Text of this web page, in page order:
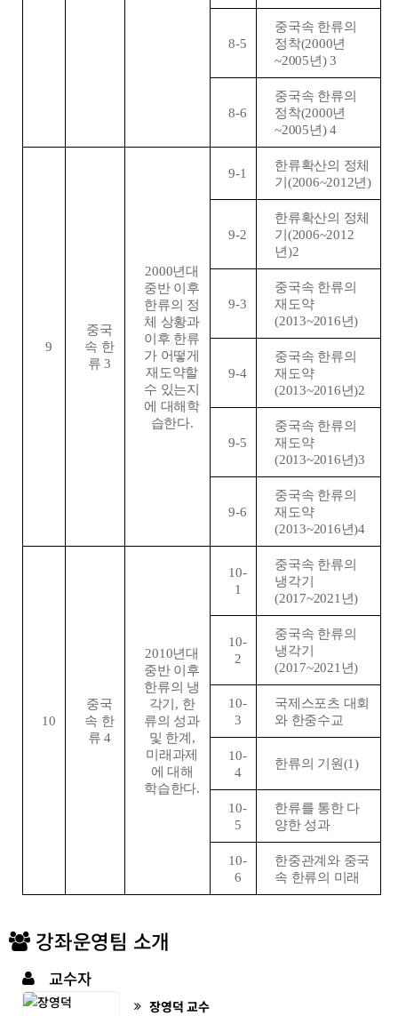
8-5
중국속 한류의
정착(2000년
~2005년) 3
8-6
중국속 한류의
정착(2000년
~2005년) 4
9
중국
속 한
류 3
2000년대
중반 이후
한류의 정
체 상황과
이후 한류
가 어떻게
재도약할
수 있는지
에 대해학
습한다.
9-1
한류확산의 정체
기 (2006~2012년)
9-2
한류확산의 정체
기 (2006~2012
년)2
9-3
중국속 한류의
재도약
(2013~2016년)
9-4
중국속 한류의
재도약
(2013~2016년)2
9-5
중국속 한류의
재도약
(2013~2016년)3
9-6
중국속 한류의
재도약
(2013~2016년)4
10
중국
속 한
류 4
2010년대
중반 이후
한류의 냉
각기 , 한
류의 성과
및 한계 ,
미래과제
에 대해
학습한다.
10-
1
중국속 한류의
냉각기
(2017~2021년)
10-
2
중국속 한류의
냉각기
(2017~2021년)
10-
3
국제스포츠 대회
와 한중수교
10-
4
한류의 기원(1)
10-
5
한류를 통한 다
양한 성과
10-
6
한중관계와 중국
속 한류의 미래
강좌운영팀 소개
교수자
장영덕 교수